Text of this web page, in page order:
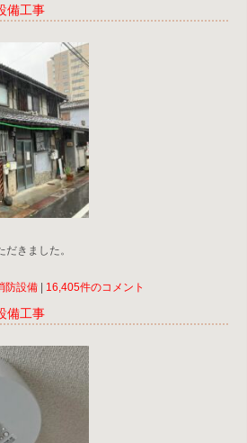
備工事
きました。
防設備 | 16,405件のコメント
備工事